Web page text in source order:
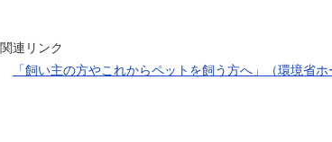
関連リンク
「飼い主の方やこれからペットを飼う方へ」（環境省ホ